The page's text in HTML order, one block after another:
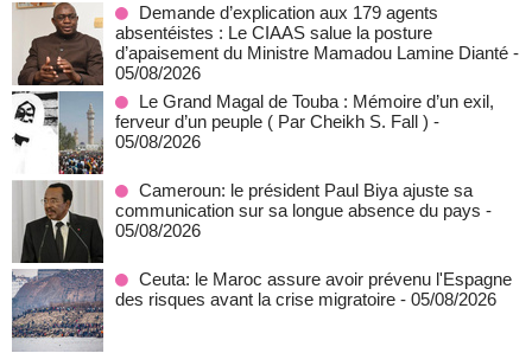
Demande d’explication aux 179 agents
absentéistes : Le CIAAS salue la posture
d’apaisement du Ministre Mamadou Lamine Dianté -
05/08/2026
Le Grand Magal de Touba : Mémoire d’un exil,
ferveur d’un peuple ( Par Cheikh S. Fall ) -
05/08/2026
Cameroun: le président Paul Biya ajuste sa
communication sur sa longue absence du pays -
05/08/2026
Ceuta: le Maroc assure avoir prévenu l'Espagne
des risques avant la crise migratoire - 05/08/2026